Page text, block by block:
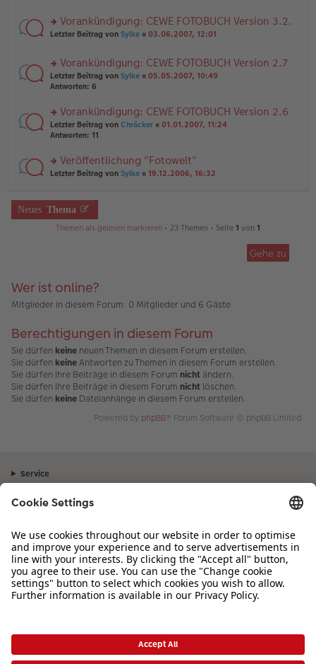
g
B
ei
g
es
e
B
ei
tr
g
u
n
es
e
n
B
ei
tr
a
rs
u
n
g
es
e
n
er
ei
tr
Vorankündigung: CEWE FOTOBUCH Version 3.2.
Letzter Beitrag von Sylke « 03.06.2007, 12:01
rs
te
n
g
el
e
n
ei
tr
Vorankündigung: CEWE FOTOBUCH Version 2.7
Letzter Beitrag von Sylke « 05.05.2007, 10:49
Antworten: 6
rs
te
n
g
es
e
n
g
Vorankündigung: CEWE FOTOBUCH Version 2.6
Letzter Beitrag von Chräcker « 01.01.2007, 11:24
Antworten: 11
rs
u
n
B
tr
g
Veröffentlichung "Fotowelt"
Letzter Beitrag von Sylke « 19.12.2006, 16:32
Neues Thema
Themen als gelesen markieren • 23 Themen • Seite 1 von 1
Gehe zu
Wer ist online?
Mitglieder in diesem Forum: 0 Mitglieder und 6 Gäste
Berechtigungen in diesem Forum
Sie dürfen keine neuen Themen in diesem Forum erstellen.
Sie dürfen keineAntworten zu Themen in diesem Forum erstellen.
Sie dürfen Ihre Beiträge in diesem Forum nicht ändern.
Sie dürfen Ihre Beiträge in diesem Forum nicht löschen.
Sie dürfen keine Dateianhänge in diesem Forum erstellen.
Powered by phpBB® Forum Software © phpBB Limited
Service
Sortiment
Inspiration